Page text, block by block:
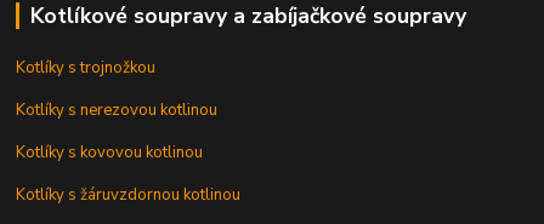
Kotlíkové soupravy a zabíjačkové soupravy
Kotlíky s trojnožkou
Kotlíky s nerezovou kotlinou
Kotlíky s kovovou kotlinou
Kotlíky s žáruvzdornou kotlinou